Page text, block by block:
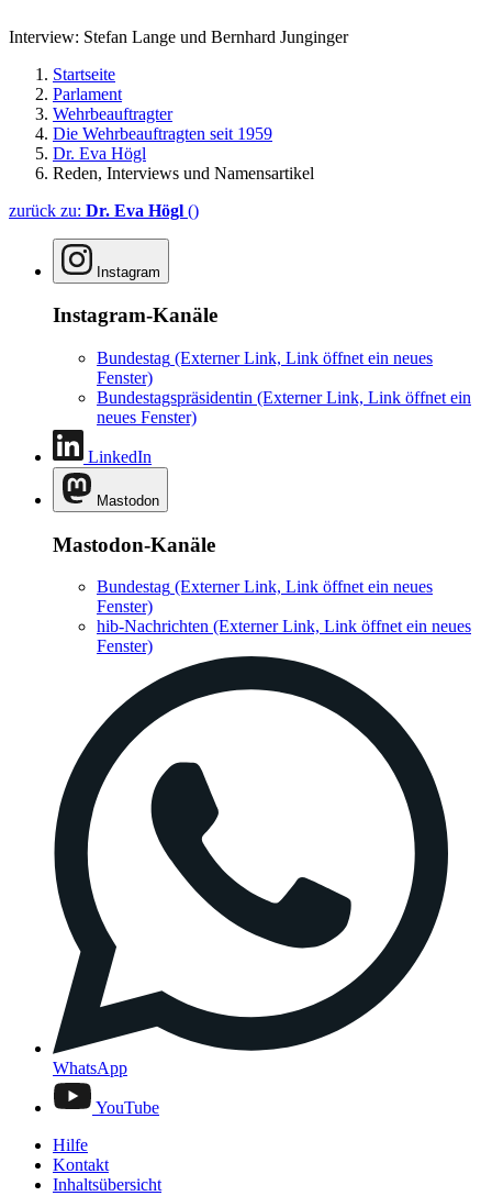
Interview: Stefan Lange und Bernhard Junginger
Startseite
Parlament
Wehrbeauftragter
Die Wehrbeauftragten seit 1959
Dr. Eva Högl
Reden, Interviews und Namensartikel
zurück zu: Dr. Eva Högl ()
Instagram
Instagram-Kanäle
Bundestag (Externer Link, Link öffnet ein neues
Fenster)
Bundestagspräsidentin (Externer Link, Link öffnet ein
neues Fenster)
LinkedIn
Mastodon
Mastodon-Kanäle
Bundestag (Externer Link, Link öffnet ein neues
Fenster)
hib-Nachrichten (Externer Link, Link öffnet ein neues
Fenster)
WhatsApp
YouTube
Hilfe
Kontakt
Inhaltsübersicht